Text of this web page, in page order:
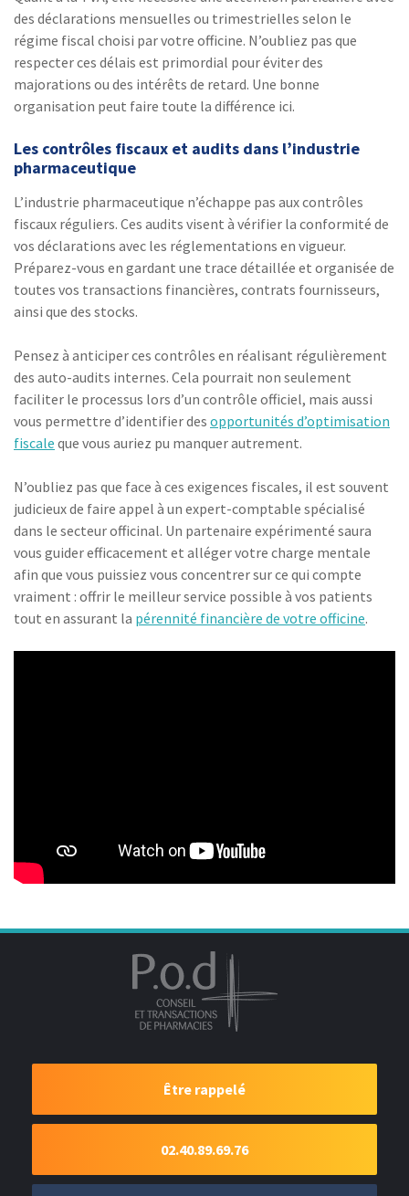
des déclarations mensuelles ou trimestrielles selon le
régime fiscal choisi par votre officine. N’oubliez pas que
respecter ces délais est primordial pour éviter des
majorations ou des intérêts de retard. Une bonne
organisation peut faire toute la différence ici.
Les contrôles fiscaux et audits dans l’industrie
pharmaceutique
L’industrie pharmaceutique n’échappe pas aux contrôles
fiscaux réguliers. Ces audits visent à vérifier la conformité de
vos déclarations avec les réglementations en vigueur.
Préparez-vous en gardant une trace détaillée et organisée de
toutes vos transactions financières, contrats fournisseurs,
ainsi que des stocks.
Pensez à anticiper ces contrôles en réalisant régulièrement
des auto-audits internes. Cela pourrait non seulement
faciliter le processus lors d’un contrôle officiel, mais aussi
vous permettre d’identifier des opportunités d’optimisation
fiscale que vous auriez pu manquer autrement.
N’oubliez pas que face à ces exigences fiscales, il est souvent
judicieux de faire appel à un expert-comptable spécialisé
dans le secteur officinal. Un partenaire expérimenté saura
vous guider efficacement et alléger votre charge mentale
afin que vous puissiez vous concentrer sur ce qui compte
vraiment : offrir le meilleur service possible à vos patients
tout en assurant la pérennité financière de votre officine.
Être rappelé
02.40.89.69.76